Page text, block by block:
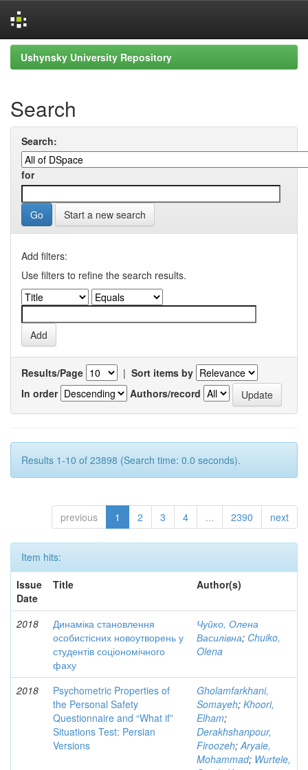
Skip
navigation
Ushynsky University Repository
Search
Search:
for
Start a new search
Add filters:
Use filters to refine the search results.
Results/Page | Sort items by
In order
Authors/record
Results 1-10 of 23898 (Search time: 0.0 seconds).
previous 1 2 3 4 ... 2390 next
Item hits:
Issue
Date
Title Author(s)
2018
Динаміка становлення
особистісних новоутворень у
студентів соціономічного
фаху
Чуйко, Олена
Василівна; Chuiko,
Olena
2018
Psychometric Properties of
the Personal Safety
Questionnaire and “What if”
Situations Test: Persian
Versions
Gholamfarkhani,
Somayeh; Khoori,
Elham;
Derakhshanpour,
Firoozeh;Aryaie,
Mohammad; Wurtele,